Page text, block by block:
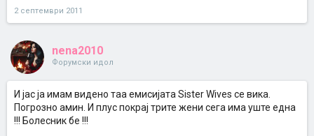
2 септември 2011
nena2010
Форумски идол
И јас ја имам видено таа емисијата Sister Wives се вика.
Погрозно амин. И плус покрај трите жени сега има уште една
!!! Болесник бе !!!